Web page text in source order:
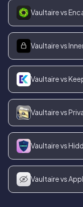
Vaultaire vs
Vaultaire vs
Vaultaire vs
Vaultaire vs
Vaultaire vs
Vaultaire vs